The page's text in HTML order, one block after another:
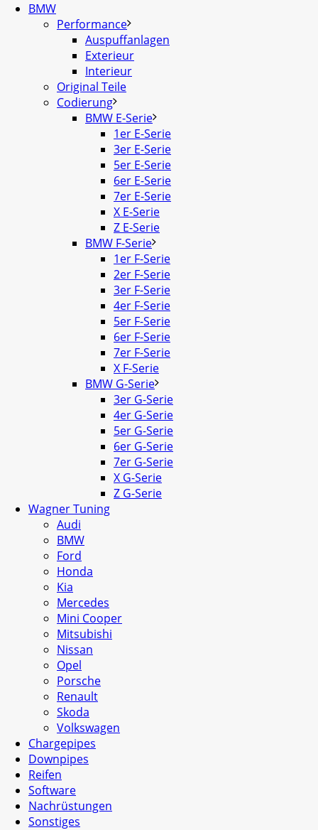
BMW
Performance
Auspuffanlagen
Exterieur
Interieur
Original Teile
Codierung
BMW E-Serie
1er E-Serie
3er E-Serie
5er E-Serie
6er E-Serie
7er E-Serie
X E-Serie
Z E-Serie
BMW F-Serie
1er F-Serie
2er F-Serie
3er F-Serie
4er F-Serie
5er F-Serie
6er F-Serie
7er F-Serie
X F-Serie
BMW G-Serie
3er G-Serie
4er G-Serie
5er G-Serie
6er G-Serie
7er G-Serie
X G-Serie
Z G-Serie
Wagner Tuning
Audi
BMW
Ford
Honda
Kia
Mercedes
Mini Cooper
Mitsubishi
Nissan
Opel
Porsche
Renault
Skoda
Volkswagen
Chargepipes
Downpipes
Reifen
Software
Nachrüstungen
Sonstiges